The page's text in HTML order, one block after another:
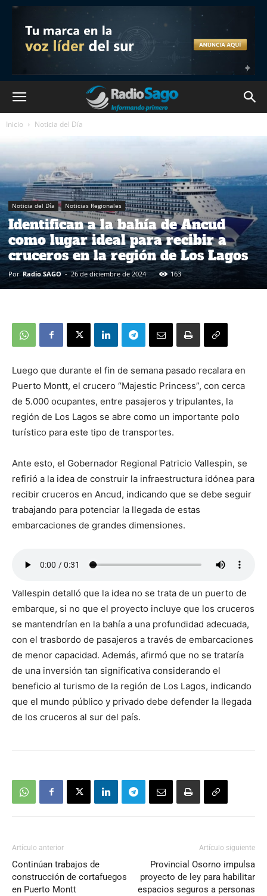
Inicio Noticia del Día
Noticia del Día Noticias Regionales
Identifican a la bahía de Ancud
como lugar ideal para recibir a
cruceros en la región de Los Lagos
Por Radio SAGO - 26 de diciembre de 2024 163
Luego que durante el fin de semana pasado recalara en
Puerto Montt, el crucero “Majestic Princess”, con cerca
de 5.000 ocupantes, entre pasajeros y tripulantes, la
región de Los Lagos se abre como un importante polo
turístico para este tipo de transportes.
Ante esto, el Gobernador Regional Patricio Vallespin, se
refirió a la idea de construir la infraestructura idónea para
recibir cruceros en Ancud, indicando que se debe seguir
trabajando para potenciar la llegada de estas
embarcaciones de grandes dimensiones.
Vallespin detalló que la idea no se trata de un puerto de
embarque, si no que el proyecto incluye que los cruceros
se mantendrían en la bahía a una profundidad adecuada,
con el trasbordo de pasajeros a través de embarcaciones
de menor capacidad. Además, afirmó que no se trataría
de una inversión tan significativa considerando el
beneficio al turismo de la región de Los Lagos, indicando
que el mundo público y privado debe defender la llegada
de los cruceros al sur del país.
Artículo anterior
Continúan trabajos de
construcción de cortafuegos
en Puerto Montt
Artículo siguiente
Provincial Osorno impulsa
proyecto de ley para habilitar
espacios seguros a personas